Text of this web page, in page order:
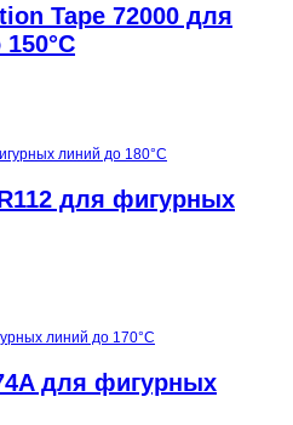
Tape 72000 для
для фигурных
для фигурных